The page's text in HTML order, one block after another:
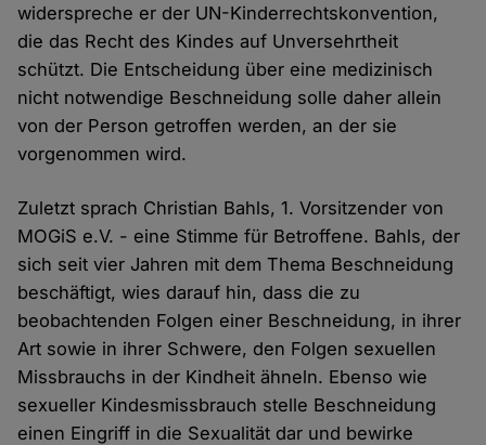
widerspreche er der UN-Kinderrechtskonvention,
die das Recht des Kindes auf Unversehrtheit
schützt. Die Entscheidung über eine medizinisch
nicht notwendige Beschneidung solle daher allein
von der Person getroffen werden, an der sie
vorgenommen wird.
Zuletzt sprach Christian Bahls, 1. Vorsitzender von
MOGiS e.V. - eine Stimme für Betroffene. Bahls, der
sich seit vier Jahren mit dem Thema Beschneidung
beschäftigt, wies darauf hin, dass die zu
beobachtenden Folgen einer Beschneidung, in ihrer
Art sowie in ihrer Schwere, den Folgen sexuellen
Missbrauchs in der Kindheit ähneln. Ebenso wie
sexueller Kindesmissbrauch stelle Beschneidung
einen Eingriff in die Sexualität dar und bewirke